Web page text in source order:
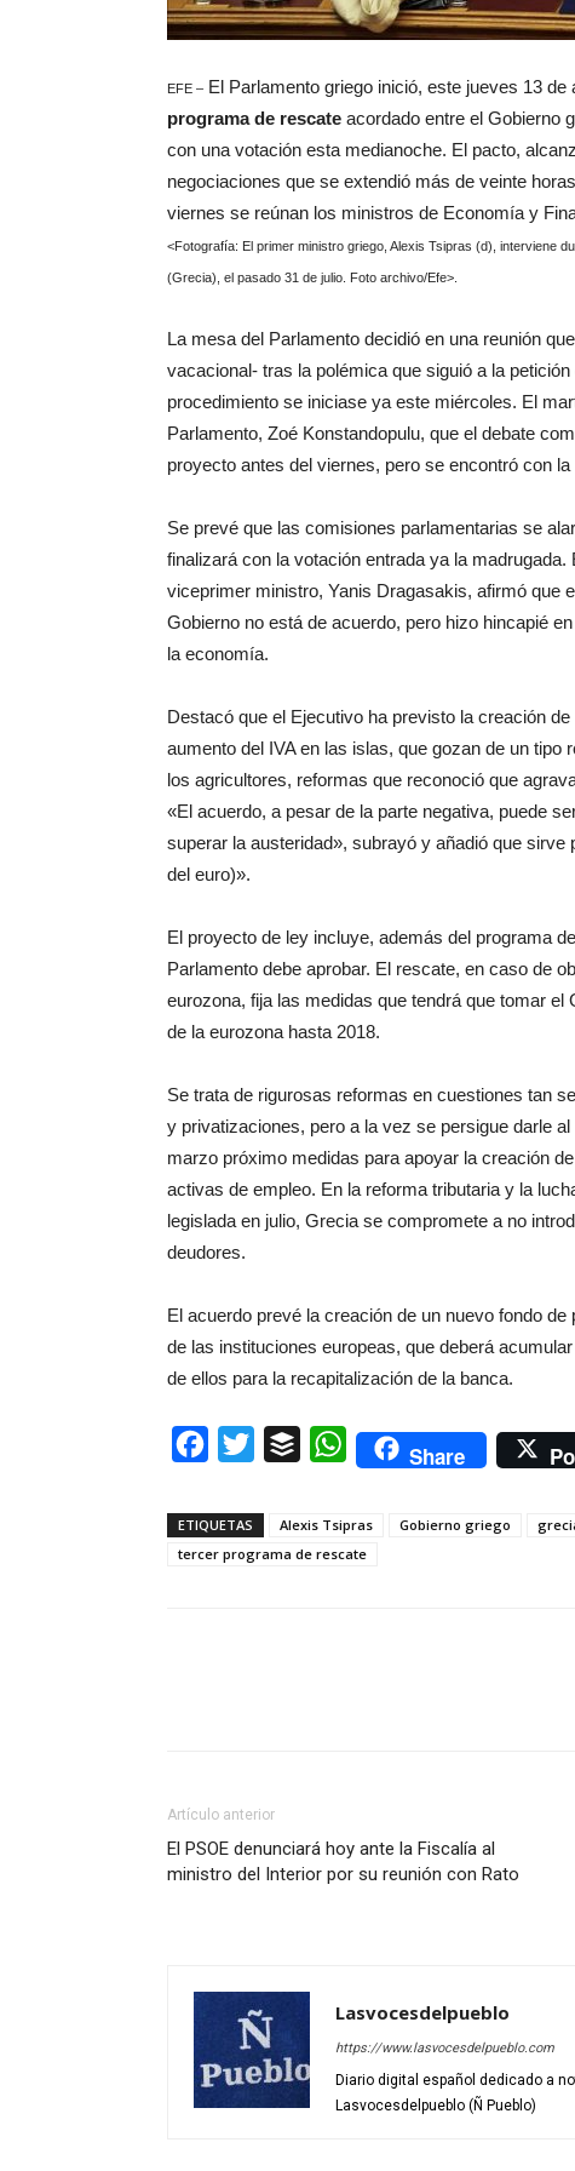
EFE – El Parlamento griego inició, este jueves 13
programa de rescate acordado entre el Gobierno
con una votación esta medianoche. El pacto,
negociaciones que se extendió más de veinte
viernes se reúnan los ministros de Economía y
<Fotografía: El primer ministro griego, Alexis Tsipras (d), interviene
(Grecia), el pasado 31 de julio. Foto archivo/Efe>.
La mesa del Parlamento decidió en una reunión
vacacional- tras la polémica que siguió a la
procedimiento se iniciase ya este miércoles. El
Parlamento, Zoé Konstandopulu, que el debate
proyecto antes del viernes, pero se encontró con
Se prevé que las comisiones parlamentarias se
finalizará con la votación entrada ya la
viceprimer ministro, Yanis Dragasakis, afirmó que
Gobierno no está de acuerdo, pero hizo hincapié
la economía.
Destacó que el Ejecutivo ha previsto la creación
aumento del IVA en las islas, que gozan de un
los agricultores, reformas que reconoció que
«El acuerdo, a pesar de la parte negativa, puede
superar la austeridad», subrayó y añadió que sirve
del euro)».
El proyecto de ley incluye, además del programa
Parlamento debe aprobar. El rescate, en caso de
eurozona, fija las medidas que tendrá que tomar
de la eurozona hasta 2018.
Se trata de rigurosas reformas en cuestiones tan
y privatizaciones, pero a la vez se persigue darle
marzo próximo medidas para apoyar la creación
activas de empleo. En la reforma tributaria y la
legislada en julio, Grecia se compromete a no
deudores.
El acuerdo prevé la creación de un nuevo fondo
de las instituciones europeas, que deberá
de ellos para la recapitalización de la banca.
Facebook
Twitter Buffer WhatsAppShare
ETIQUETAS Alexis Tsipras Gobierno griego
tercer programa de rescate
Artículo anterior
El PSOE denunciará hoy ante la Fiscalía al
ministro del Interior por su reunión con Rato
Lasvocesdelpueblo
https://www.lasvocesdelpueblo.com
Diario digital español dedicado a
Lasvocesdelpueblo (Ñ Pueblo)